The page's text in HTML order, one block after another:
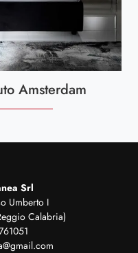
Amsterdam
Srl
Umberto I
Calabria)